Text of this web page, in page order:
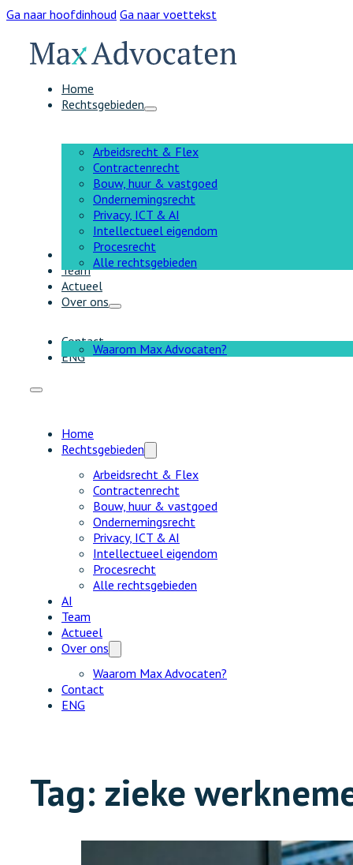
Ga naar hoofdinhoud Ga naar voettekst
Home
Rechtsgebieden
Arbeidsrecht & Flex
Contractenrecht
Bouw, huur & vastgoed
Ondernemingsrecht
Privacy, ICT & AI
Intellectueel eigendom
Procesrecht
Alle rechtsgebieden
Team
Actueel
Over ons
Waarom Max Advocaten?
Contact
ENG
Home
Rechtsgebieden
Arbeidsrecht & Flex
Contractenrecht
Bouw, huur & vastgoed
Ondernemingsrecht
Privacy, ICT & AI
Intellectueel eigendom
Procesrecht
Alle rechtsgebieden
AI
Team
Actueel
Over ons
Waarom Max Advocaten?
Contact
ENG
Tag: zieke